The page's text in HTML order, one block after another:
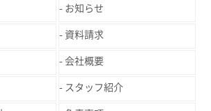
お知らせ
資料請求
会社概要
スタッフ紹介